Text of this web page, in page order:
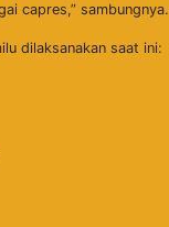
capres,” sambungnya.
dilaksanakan saat ini: